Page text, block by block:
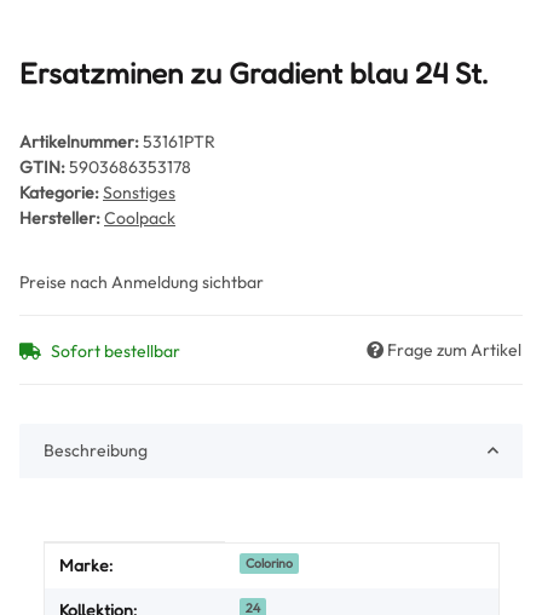
Ersatzminen zu Gradient blau 24 St.
Artikelnummer:53161PTR
GTIN:5903686353178
Kategorie:Sonstiges
Hersteller:Coolpack
Preise nach Anmeldung sichtbar
Sofort bestellbar Frage zum Artikel
Beschreibung
Produkteigenschaft
Wert
Marke: Colorino
Kollektion: 24